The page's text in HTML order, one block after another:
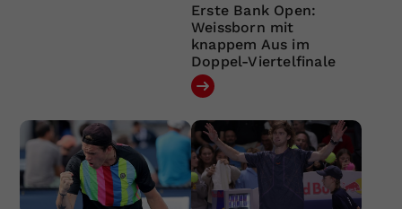
Erste Bank Open:
Weissborn mit
knappem Aus im
Doppel-Viertelfinale